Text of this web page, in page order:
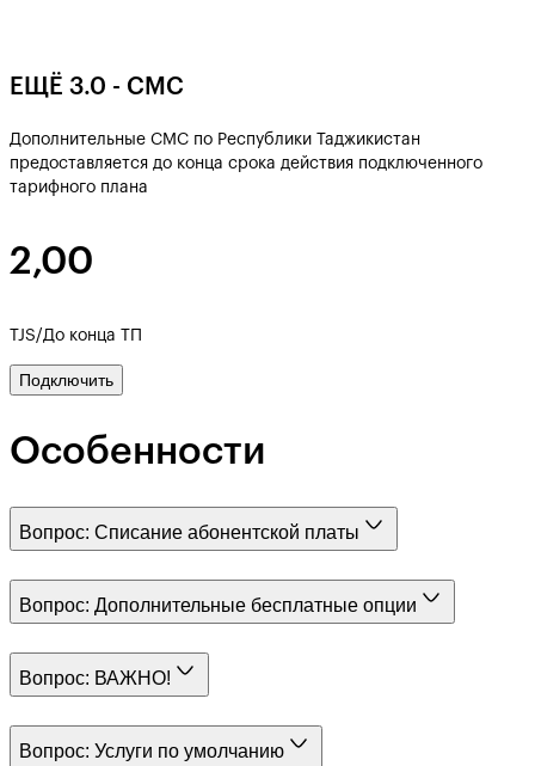
EЩË 3.0 - СМС
Дополнительные СМС по Республики Таджикистан
предоставляется до конца срока действия подключенного
тарифного плана
2,00
TJS/До конца ТП
Подключить
Особенности
Вопрос: Списание абонентской платы
Вопрос: Дополнительные бесплатные опции
Вопрос: ВАЖНО!
Вопрос: Услуги по умолчанию